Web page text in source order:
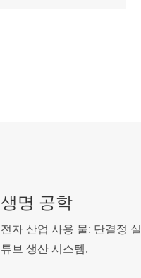
생명 공학
전자 산업 사용 물: 단결정
튜브 생산 시스템.